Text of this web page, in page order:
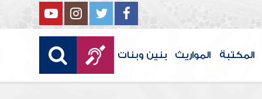
المكتبة المواريث بنين وبنات